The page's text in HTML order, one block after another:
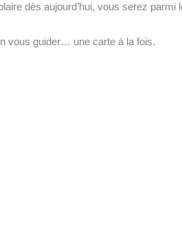
dès aujourd’hui, vous serez parmi
vous guider… une carte à la fois.